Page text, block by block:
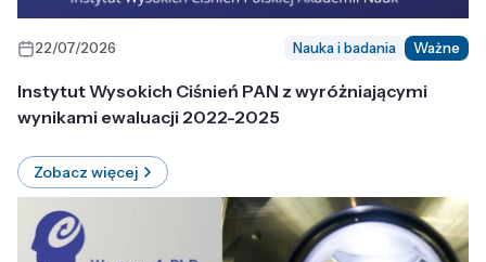
22/07/2026 Nauka i badania Ważne
Instytut Wysokich Ciśnień PAN z wyróżniającymi
wynikami ewaluacji 2022-2025
Zobacz więcej